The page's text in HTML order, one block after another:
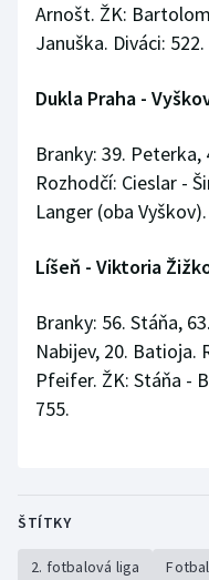
Arnošt. ŽK:
Januška. Diváci: 522.
Dukla Praha -
Branky: 39. Peterka,
Rozhodčí: Cieslar -
Langer (oba
Líšeň - Viktoria
Branky: 56. Stáňa,
Nabijev, 20. Batioja.
Pfeifer. ŽK: Stáňa -
755.
ŠTÍTKY
2. fotbalová liga Fotbal